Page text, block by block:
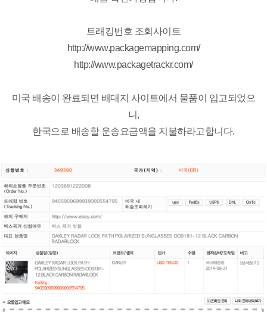
트래킹번호 조회사이트
http://www.packagemapping.com/
http://www.packagetrackr.com/
미국 배송이 완료되면 배대지 사이트에서 물품이 입고되었으
니,
한국으로 배송할 운송요금액을 지불하라고합니다.